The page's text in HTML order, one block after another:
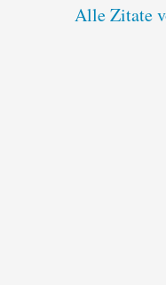
Alle Zitate